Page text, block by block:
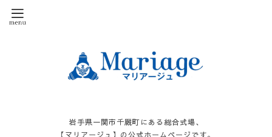
岩手県一関市千厩町にある総合式場、
【マリアージュ】の公式ホームページです。